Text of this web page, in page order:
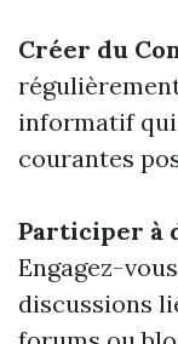
Créer du
informatif
courantes
Participer à
Engagez-
discussions